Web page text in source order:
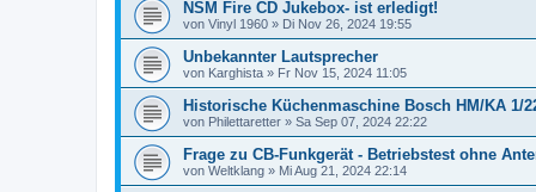
NSM Fire CD Jukebox- ist erledigt!
von Vinyl 1960 » Di Nov 26, 2024 19:55
Unbekannter Lautsprecher
von Karghista » Fr Nov 15, 2024 11:05
Historische Küchenmaschine Bosch HM/KA 1/
von Philettaretter » Sa Sep 07, 2024 22:22
Frage zu CB-Funkgerät - Betriebstest ohne
von Weltklang » Mi Aug 21, 2024 22:14